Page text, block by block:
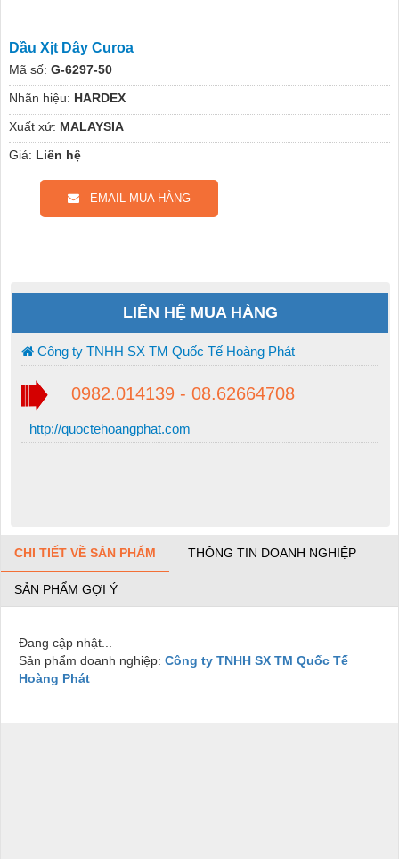
Dầu Xịt Dây Curoa
Mã số: G-6297-50
Nhãn hiệu: HARDEX
Xuất xứ: MALAYSIA
Giá: Liên hệ
EMAIL MUA HÀNG
LIÊN HỆ MUA HÀNG
Công ty TNHH SX TM Quốc Tế Hoàng Phát
0982.014139 - 08.62664708
http://quoctehoangphat.com
CHI TIẾT VỀ SẢN PHẨM THÔNG TIN DOANH NGHIỆP
SẢN PHẨM GỢI Ý
Đang cập nhật...
Sản phẩm doanh nghiệp: Công ty TNHH SX TM Quốc Tế
Hoàng Phát